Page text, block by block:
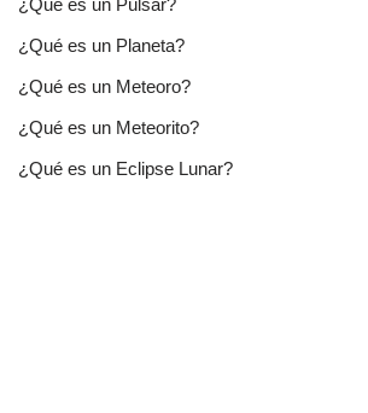
¿Qué es un Planeta?
¿Qué es un Meteoro?
¿Qué es un Meteorito?
¿Qué es un Eclipse Lunar?